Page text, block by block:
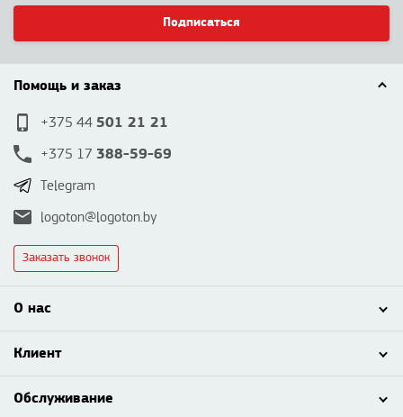
Подписаться
Помощь и заказ
+375 44 501 21 21
+375 17 388-59-69
Telegram
logoton@logoton.by
Заказать звонок
О нас
Клиент
Обслуживание